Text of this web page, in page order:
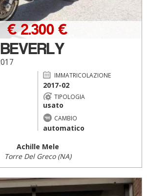
€ 2.300 €
IMMATRICOLAZIONE
2017-02
TIPOLOGIA
usato
CAMBIO
automatico
Achille Mele
Torre Del Greco (NA)